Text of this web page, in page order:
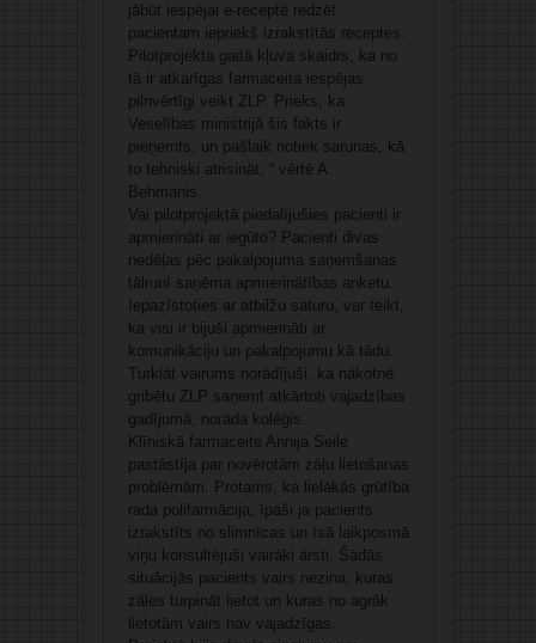
jābūt iespējai e-receptē redzēt
pacientam iepriekš izrakstītās receptes.
Pilotprojekta gaitā kļuva skaidrs, ka no
tā ir atkarīgas farmaceita iespējas
pilnvērtīgi veikt ZLP. Prieks, ka
Veselības ministrijā šis fakts ir
pieņemts, un pašlaik notiek sarunas, kā
to tehniski atrisināt, “ vērtē A.
Behmanis.
Vai pilotprojektā piedalījušies pacienti ir
apmierināti ar iegūto? Pacienti divas
nedēļas pēc pakalpojuma saņemšanas
tālrunī saņēma apmierinātības anketu.
Iepazīstoties ar atbilžu saturu, var teikt,
ka visi ir bijuši apmierināti ar
komunikāciju un pakalpojumu kā tādu.
Turklāt vairums norādījuši, ka nākotnē
gribētu ZLP saņemt atkārtoti vajadzības
gadījumā, norāda kolēģis.
Klīniskā farmaceite Annija Seile
pastāstīja par novērotām zāļu lietošanas
problēmām. Protams, ka lielākās grūtība
rada polifarmācija, īpaši ja pacients
izrakstīts no slimnīcas un īsā laikposmā
viņu konsultējuši vairāki ārsti. Šādās
situācijās pacients vairs nezina, kuras
zāles turpināt lietot un kuras no agrāk
lietotām vairs nav vajadzīgas.